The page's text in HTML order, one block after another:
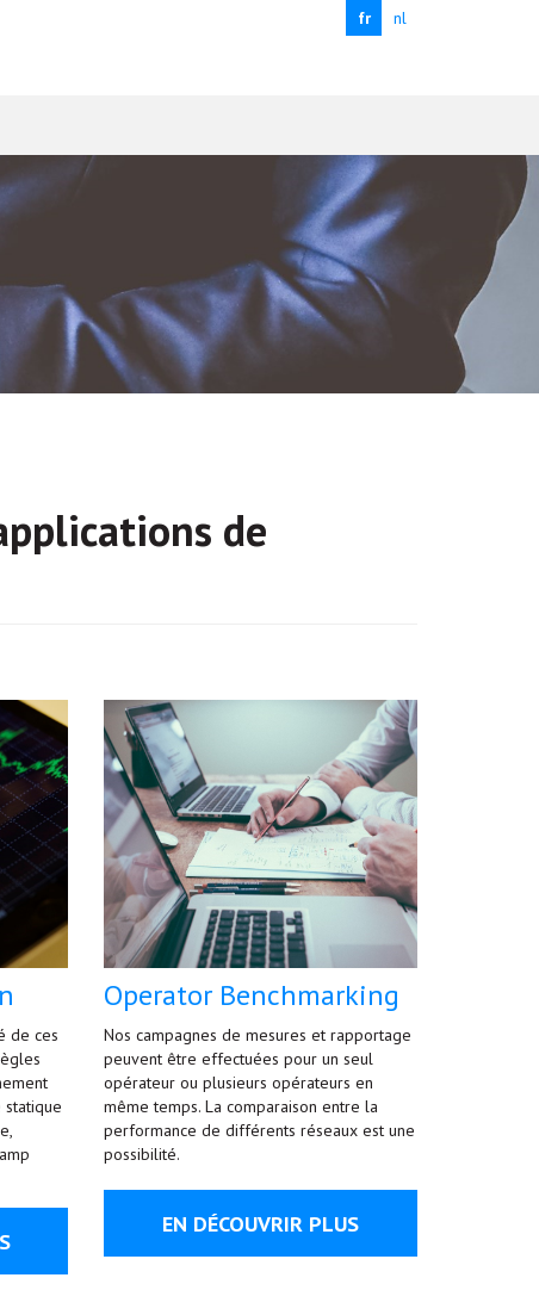
fr nl
de
de ces
Operator Benchmarking
Nos campagnes de mesures et rapportage
peuvent être effectuées pour un seul
opérateur ou plusieurs opérateurs en
même temps. La comparaison entre la
performance de différents réseaux est une
possibilité.
EN DÉCOUVRIR PLUS